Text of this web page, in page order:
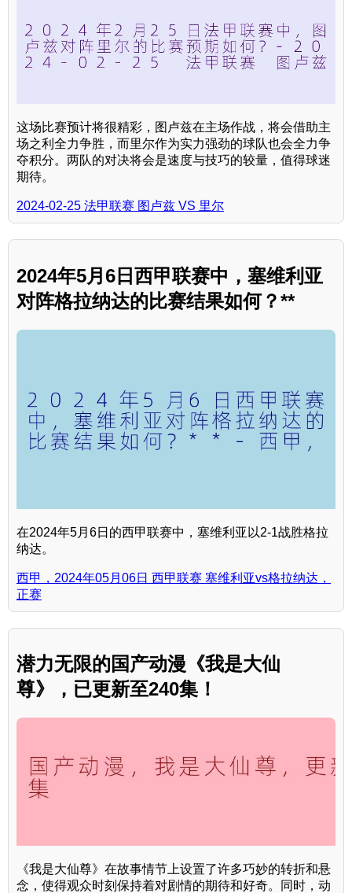
这场比赛预计将很精彩，图卢兹在主场作战，将会借助主
场之利全力争胜，而里尔作为实力强劲的球队也会全力争
夺积分。两队的对决将会是速度与技巧的较量，值得球迷
期待。
2024-02-25 法甲联赛 图卢兹 VS 里尔
2024年5月6日西甲联赛中，塞维利亚
对阵格拉纳达的比赛结果如何？**
在2024年5月6日的西甲联赛中，塞维利亚以2-1战胜格拉
纳达。
西甲，2024年05月06日 西甲联赛 塞维利亚vs格拉纳达，
正赛
潜力无限的国产动漫《我是大仙
尊》，已更新至240集！
《我是大仙尊》在故事情节上设置了许多巧妙的转折和悬
念，使得观众时刻保持着对剧情的期待和好奇。同时，动